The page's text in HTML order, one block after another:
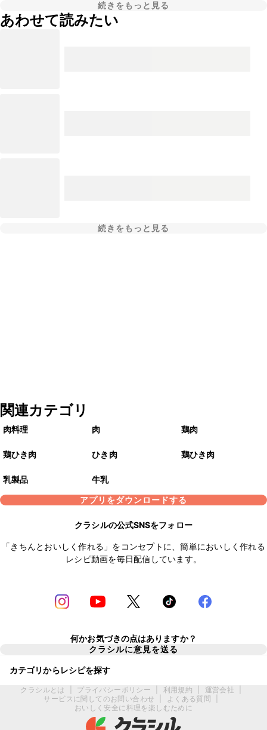
続きをもっと見る
あわせて読みたい
続きをもっと見る
関連カテゴリ
肉料理 肉 鶏肉
鶏ひき肉 ひき肉 鶏ひき肉
乳製品
牛乳
アプリをダウンロードする
クラシルの公式SNSをフォロー
「きちんとおいしく作れる」をコンセプトに、簡単においしく作れる
レシピ動画を毎日配信しています。
何かお気づきの点はありますか？
クラシルに意見を送る
カテゴリからレシピを探す
クラシルとは プライバシーポリシー 利用規約 運営会社
サービスに関してのお問い合わせ
よくある質問
おいしく安全に料理を楽しむために